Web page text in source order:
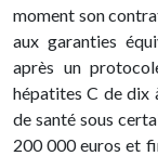
moment son
aux garanties
après un
hépatites C de dix
de santé sous
200 000 euros et